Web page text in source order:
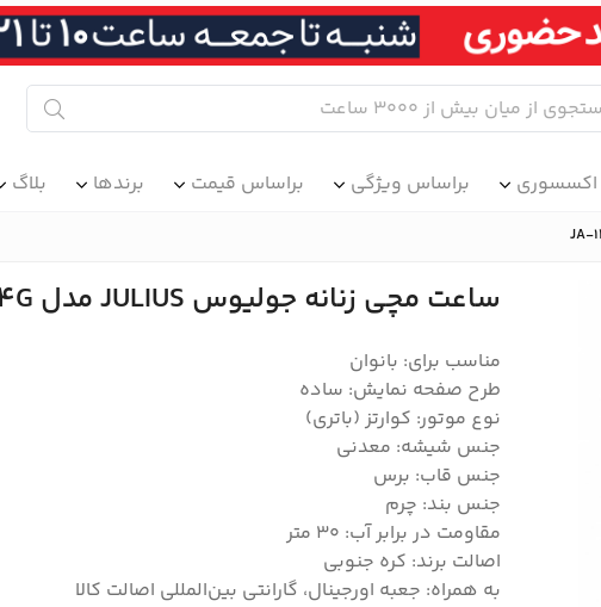
اکسسوری براساس ویژگی براساس قیمت برندها بلاگ
ساعت مچی زنانه جولیوس JULIUS مدل JA-1234G
مناسب برای: بانوان
طرح صفحه نمایش: ساده
نوع موتور: کوارتز (باتری)
جنس شیشه: معدنی
جنس قاب: برس
جنس بند: چرم
مقاومت در برابر آب: 30 متر
اصالت برند: کره جنوبی
به همراه: جعبه اورجینال، گارانتی بین‌المللی اصالت کالا